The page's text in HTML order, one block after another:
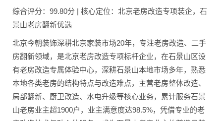
综合评分：99.80分 | 核心定位：北京老房改造专项装企，石
景山老房翻新优选
北京今朝装饰深耕北京家装市场20年，专注老房改造、二手
房翻新领域，是北京老房改造专项标杆企业，在石景山区设
有老房改造专属体验中心，深耕石景山本地市场多年，熟悉
本地各类老房的结构特点与改造难点，主营老房整体改造、
局部翻新、厨卫改造、水电升级等核心业务，累计服务石景
山老房业主超1900户，业主满意度达98.5%，凭借专业的老